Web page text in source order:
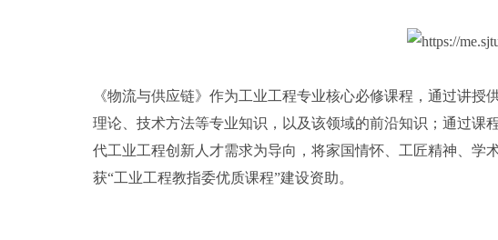
《物流与供应链》作为工业工程专业核心必修课程，通过讲
理论、技术方法等专业知识，以及该领域的前沿知识；通过
代工业工程创新人才需求为导向，将家国情怀、工匠精神、学
获“工业工程教指委优质课程”建设资助。